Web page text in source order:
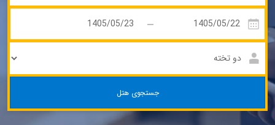
جستجوی هتل